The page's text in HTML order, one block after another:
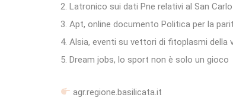
2. Latronico sui dati Pne relativi al San Carlo
3. Apt, online documento Politica per la
4. Alsia, eventi su vettori di fitoplasmi della
5. Dream jobs, lo sport non è solo un gioco
agr.regione.basilicata.it